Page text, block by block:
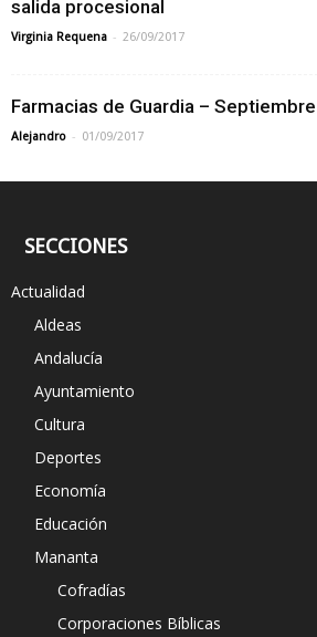
salida procesional
Virginia Requena - 26/09/2017
Farmacias de Guardia –
Alejandro - 01/09/2017
SECCIONES
Actualidad
Aldeas
Andalucía
Ayuntamiento
Cultura
Deportes
Economía
Educación
Mananta
Cofradías
Corporaciones Bíblicas